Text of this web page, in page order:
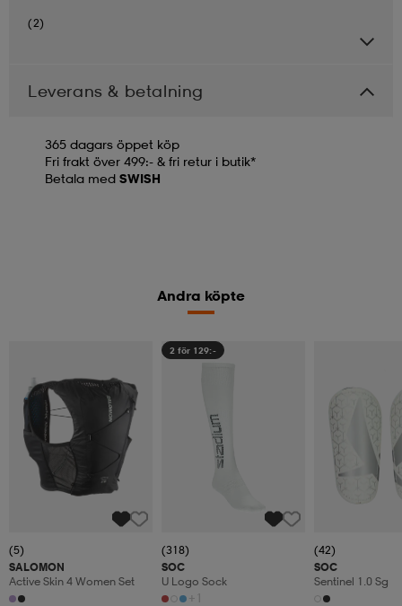
(2)
Leverans & betalning
365 dagars öppet köp
Fri frakt över 499:- & fri retur i butik*
Betala med SWISH
Andra köpte
(5)
SALOMON
Active Skin 4 Women Set
2 för 129:-
(318)
SOC
U Logo Sock
+1
(42)
SOC
Sentinel 1.0 Sg